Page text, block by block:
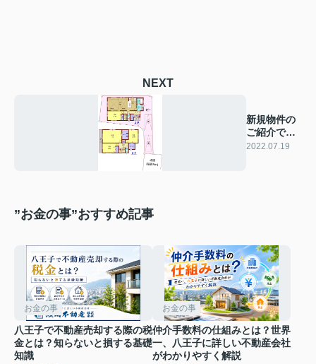
NEXT
新規物件の
ご紹介で
す！！
2022.07.19
”お金の事”おすすめ記事
お金の事
八王子で不動産売却する際の税
金とは？知らないと損する基礎
知識
お金の事
仲介手数料の仕組みとは？世界
一、八王子に詳しい不動産会社
がわかりやすく解説